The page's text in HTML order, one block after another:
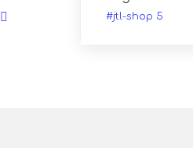
#jtl-shop 5